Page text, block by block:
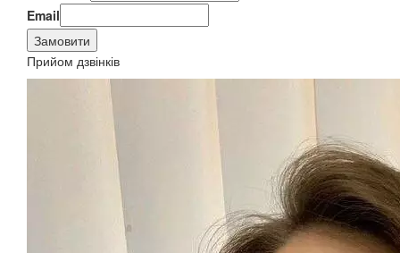
Email
Замовити
Прийом дзвінків